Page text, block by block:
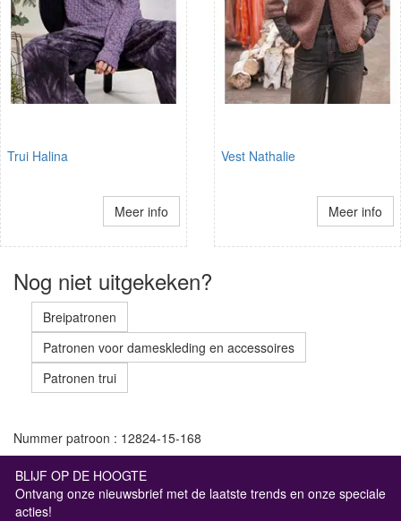
Trui Halina
Meer info
Vest Nathalie
Meer info
Nog niet uitgekeken?
Breipatronen
Patronen voor dameskleding en accessoires
Patronen trui
Nummer patroon : 12824-15-168
BLIJF OP DE HOOGTE
Ontvang onze nieuwsbrief met de laatste trends en onze speciale
acties!